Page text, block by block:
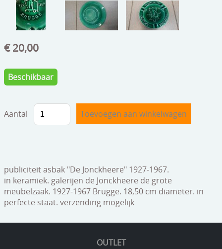
glaswerk
lamp/luchter
speelgoed
zilverwerk
spiegels
geschenkcheques
OUTLET
€ 20,00
Beschikbaar
Aantal
publiciteit asbak "De Jonckheere" 1927-1967.
in keramiek. galerijen de Jonckheere de grote
meubelzaak. 1927-1967 Brugge. 18,50 cm diameter. in
perfecte staat. verzending mogelijk